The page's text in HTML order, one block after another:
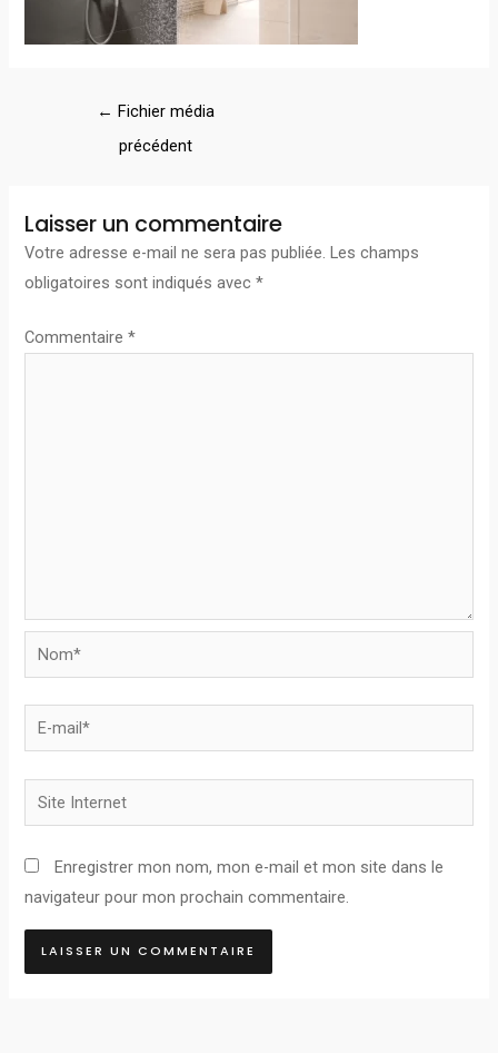
← Fichier média
précédent
Laisser un commentaire
Votre adresse e-mail ne sera pas publiée. Les champs
obligatoires sont indiqués avec*
Commentaire*
Nom*
E-
mail*
Site
Internet
Enregistrer mon nom, mon e-mail et mon site dans le
navigateur pour mon prochain commentaire.